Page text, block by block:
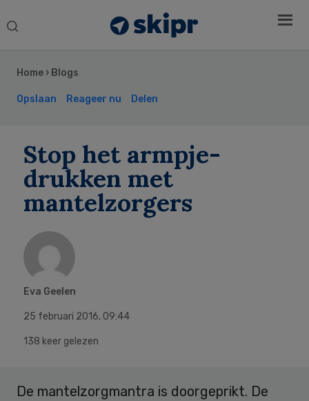
Search
Home › Blogs
Opslaan Reageer nu Delen
Stop het armpje-
drukken met
mantelzorgers
Eva Geelen
25 februari 2016, 09:44
138 keer gelezen
De mantelzorgmantra is doorgeprikt. De
Sidebar